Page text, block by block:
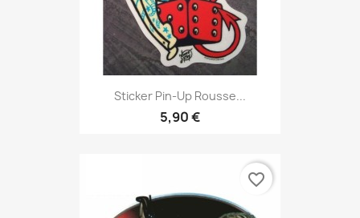
Sticker Pin-Up Rousse...
5,90 €
favorite_border